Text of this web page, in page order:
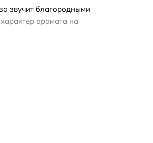
звучит благородными
аромата на